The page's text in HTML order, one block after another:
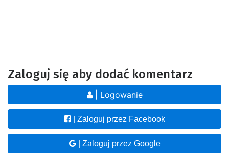
Zaloguj się aby dodać komentarz
| Logowanie
| Zaloguj przez Facebook
| Zaloguj przez Google